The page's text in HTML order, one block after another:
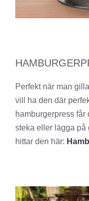
Perfekt när man
vill ha den där
hamburgerpress får
steka eller lägga på
hittar den här: